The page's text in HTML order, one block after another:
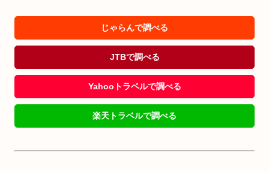
じゃらんで調べる
JTBで調べる
Yahooトラベルで調べる
楽天トラベルで調べる